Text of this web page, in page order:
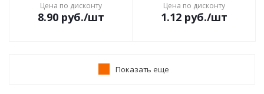
Цена по дисконту
8.90руб./шт
Цена по дисконту
1.12руб./шт
Показать еще